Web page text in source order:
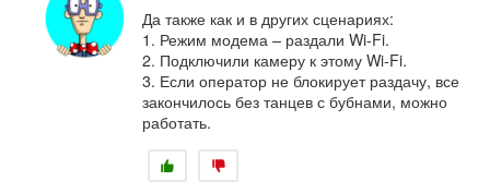
Да также как и в других сценариях:
1. Режим модема – раздали Wi-Fi.
2. Подключили камеру к этому Wi-Fi.
3. Если оператор не блокирует раздачу, все
закончилось без танцев с бубнами, можно
работать.